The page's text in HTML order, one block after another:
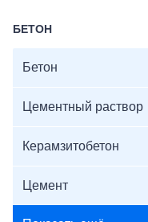
БЕТОН
Бетон
Цементный раствор
Керамзитобетон
Цемент